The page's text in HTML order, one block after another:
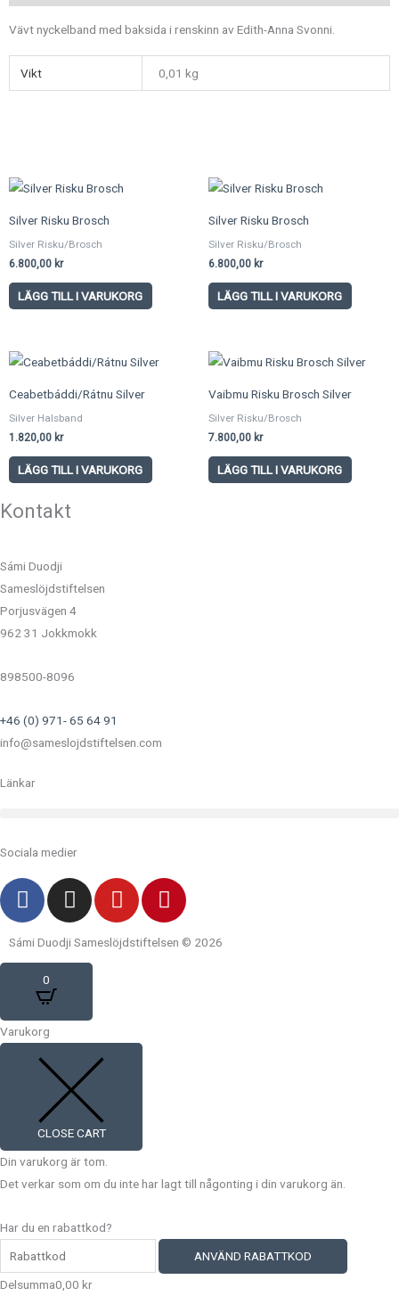
Vävt nyckelband med baksida i renskinn av Edith-Anna Svonni.
Vikt 0,01 kg
Silver Risku Brosch
Silver Risku/Brosch
6.800,00 kr
LÄGG TILL I VARUKORG
Silver Risku Brosch
Silver Risku/Brosch
6.800,00 kr
LÄGG TILL I VARUKORG
Ceabetbáddi/Rátnu Silver
Silver Halsband
1.820,00 kr
LÄGG TILL I VARUKORG
Vaibmu Risku Brosch Silver
Silver Risku/Brosch
7.800,00 kr
LÄGG TILL I VARUKORG
Kontakt
Sámi Duodji
Sameslöjdstiftelsen
Porjusvägen 4
962 31 Jokkmokk
898500-8096
+46 (0) 971- 65 64 91
info@sameslojdstiftelsen.com
Länkar
Sociala medier
F
a
c
e
o
k
I
n
s
t
r
a
m
Y
o
u
t
P
i
t
Sámi Duodji Sameslöjdstiftelsen © 2026
0
Varukorg
CLOSE CART
Din varukorg är tom.
Det verkar som om du inte har lagt till någonting i din varukorg än.
Har du en rabattkod?
ANVÄND RABATTKOD
Delsumma0,00 kr